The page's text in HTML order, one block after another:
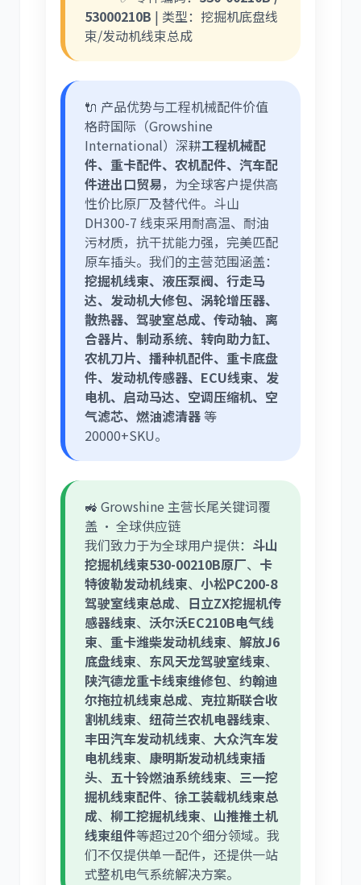
尼桑
53000210B | 类型：挖掘机底盘线
束/发动机线束总成
🔌 产品优势与工程机械配件价值
格莳国际（Growshine
International）深耕工程机械配
件、重卡配件、农机配件、汽车配
件进出口贸易，为全球客户提供高
性价比原厂及替代件。斗山
DH300-7 线束采用耐高温、耐油
污材质，抗干扰能力强，完美匹配
原车插头。我们的主营范围涵盖：
挖掘机线束、液压泵阀、行走马
达、发动机大修包、涡轮增压器、
散热器、驾驶室总成、传动轴、离
合器片、制动系统、转向助力缸、
农机刀片、播种机配件、重卡底盘
件、发动机传感器、ECU线束、发
电机、启动马达、空调压缩机、空
气滤芯、燃油滤清器等
20000+SKU。
🚜 Growshine 主营长尾关键词覆
盖 · 全球供应链
我们致力于为全球用户提供： 斗山
挖掘机线束530-00210B原厂、 卡
特彼勒发动机线束、 小松PC200-8
驾驶室线束总成、 日立ZX挖掘机传
感器线束、 沃尔沃EC210B电气线
束、 重卡潍柴发动机线束、 解放J6
底盘线束、 东风天龙驾驶室线束、
陕汽德龙重卡线束维修包、 约翰迪
尔拖拉机线束总成、 克拉斯联合收
割机线束、 纽荷兰农机电器线束、
丰田汽车发动机线束、 大众汽车发
电机线束、 康明斯发动机线束插
头、 五十铃燃油系统线束、 三一挖
掘机线束配件、 徐工装载机线束总
成、 柳工挖掘机线束、 山推推土机
线束组件等超过20个细分领域。我
们不仅提供单一配件，还提供一站
式整机电气系统解决方案。